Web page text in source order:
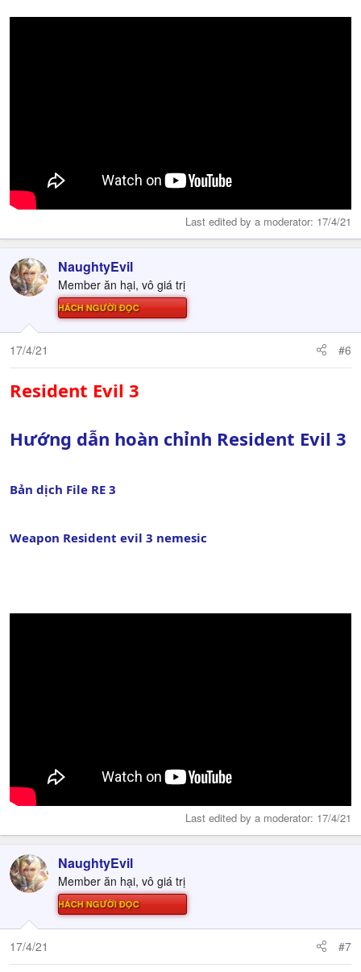
Last edited by a moderator: 17/4/21
NaughtyEvil
Member ăn hại, vô giá trị
NGƯỜI ĐỌC
17/4/21 #6
Resident Evil 3
Hướng dẫn hoàn chỉnh Resident Evil 3
Bản dịch File RE 3
Weapon Resident evil 3 nemesic
Last edited by a moderator: 17/4/21
NaughtyEvil
Member ăn hại, vô giá trị
NGƯỜI ĐỌC
17/4/21 #7